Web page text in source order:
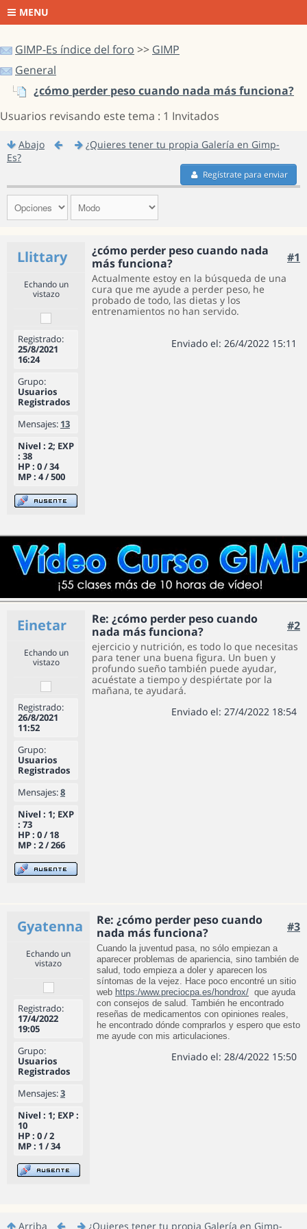
MENU
GIMP-Es índice del foro >> GIMP
General
¿cómo perder peso cuando nada más funciona?
Usuarios revisando este tema : 1 Invitados
Abajo
¿Quieres tener tu propia Galería en Gimp-
Es?
Regístrate para enviar
Llittary
¿cómo perder peso cuando nada
más funciona?
#1
Echando un
vistazo
Registrado:
25/8/2021
16:24
Grupo:
Usuarios
Registrados
Mensajes: 13
Nivel : 2; EXP
: 38
HP : 0 / 34
MP : 4 / 500
Actualmente estoy en la búsqueda de una
cura que me ayude a perder peso, he
probado de todo, las dietas y los
entrenamientos no han servido.
Enviado el: 26/4/2022 15:11
Einetar
Re: ¿cómo perder peso cuando
nada más funciona?
#2
Echando un
vistazo
Registrado:
26/8/2021
11:52
Grupo:
Usuarios
Registrados
Mensajes:8
Nivel : 1; EXP
: 73
HP : 0 / 18
MP : 2 / 266
ejercicio y nutrición, es todo lo que necesitas
para tener una buena figura. Un buen y
profundo sueño también puede ayudar,
acuéstate a tiempo y despiértate por la
mañana, te ayudará.
Enviado el: 27/4/2022 18:54
Gyatenna
Re: ¿cómo perder peso cuando
nada más funciona?
#3
Echando un
vistazo
Registrado:
17/4/2022
19:05
Grupo:
Usuarios
Registrados
Mensajes:3
Nivel : 1; EXP :
10
HP : 0 / 2
MP : 1 / 34
Cuando la juventud pasa, no sólo empiezan a
aparecer problemas de apariencia, sino también de
salud, todo empieza a doler y aparecen los
síntomas de la vejez. Hace poco encontré un sitio
web https:/www.preciocpa.es/hondrox/ que ayuda
con consejos de salud. También he encontrado
reseñas de medicamentos con opiniones reales,
he encontrado dónde comprarlos y espero que esto
me ayude con mis articulaciones.
Enviado el: 28/4/2022 15:50
Arriba ¿Quieres tener tu propia Galería en Gimp-